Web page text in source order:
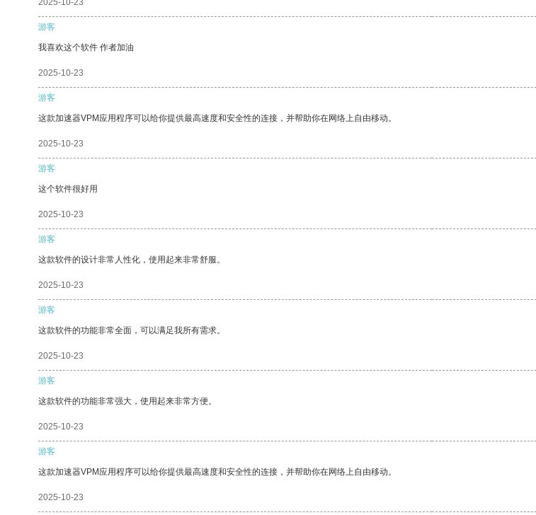
2025-10-23
游客
我喜欢这个软件 作者加油
2025-10-23
游客
这款加速器VPM应用程序可以给你提供最高速度和安全性的连接，并帮助你在网络上自由移动。
2025-10-23
游客
这个软件很好用
2025-10-23
游客
这款软件的设计非常人性化，使用起来非常舒服。
2025-10-23
游客
这款软件的功能非常全面，可以满足我所有需求。
2025-10-23
游客
这款软件的功能非常强大，使用起来非常方便。
2025-10-23
游客
这款加速器VPM应用程序可以给你提供最高速度和安全性的连接，并帮助你在网络上自由移动。
2025-10-23